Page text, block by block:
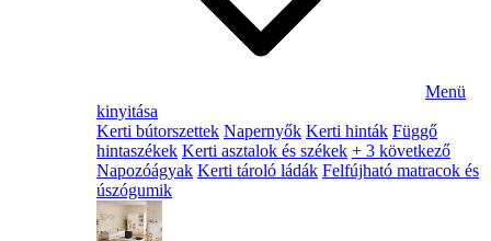
Menü
kinyitása
Kerti bútorszettek Napernyők Kerti hinták Függő
hintaszékek Kerti asztalok és székek + 3 következő
Napozóágyak Kerti tároló ládák Felfújható matracok és
úszógumik